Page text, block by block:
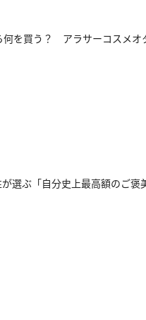
何を買う？ アラサーコスメオ
が選ぶ「自分史上最高額のご